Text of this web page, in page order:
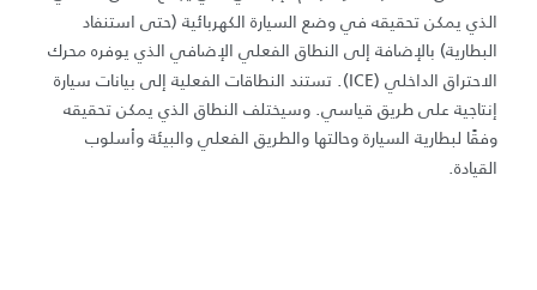
الذي يمكن تحقيقه في وضع السيارة الكهربائية (حتى استنفاد
البطارية) بالإضافة إلى النطاق الفعلي الإضافي الذي يوفره محرك
الاحتراق الداخلي (ICE). تستند النطاقات الفعلية إلى بيانات سيارة
إنتاجية على طريق قياسي. وسيختلف النطاق الذي يمكن تحقيقه
وفقًا لبطارية السيارة وحالتها والطريق الفعلي والبيئة وأسلوب
القيادة.